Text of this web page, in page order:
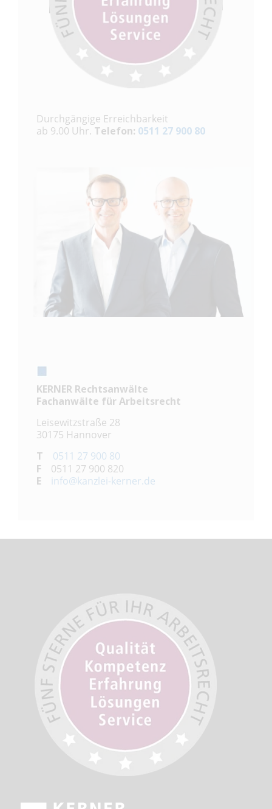
Durchgängige Erreichbarkeit
ab 9.00 Uhr. Telefon: 0511 27 900 80
KERNER Rechtsanwälte
Fachanwälte für Arbeitsrecht
Leisewitzstraße 28
30175 Hannover
T 0511 27 900 80
F 0511 27 900 820
E info@kanzlei-kerner.de